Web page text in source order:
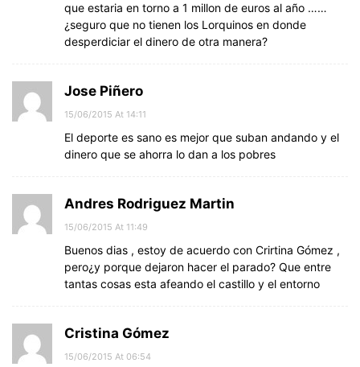
que estaria en torno a 1 millon de euros al año ……
¿seguro que no tienen los Lorquinos en donde
desperdiciar el dinero de otra manera?
Jose Piñero
15/06/2015 At 14:11
El deporte es sano es mejor que suban andando y el
dinero que se ahorra lo dan a los pobres
Andres Rodriguez Martin
15/06/2015 At 11:49
Buenos dias , estoy de acuerdo con Crirtina Gómez ,
pero¿y porque dejaron hacer el parado? Que entre
tantas cosas esta afeando el castillo y el entorno
Cristina Gómez
15/06/2015 At 06:54